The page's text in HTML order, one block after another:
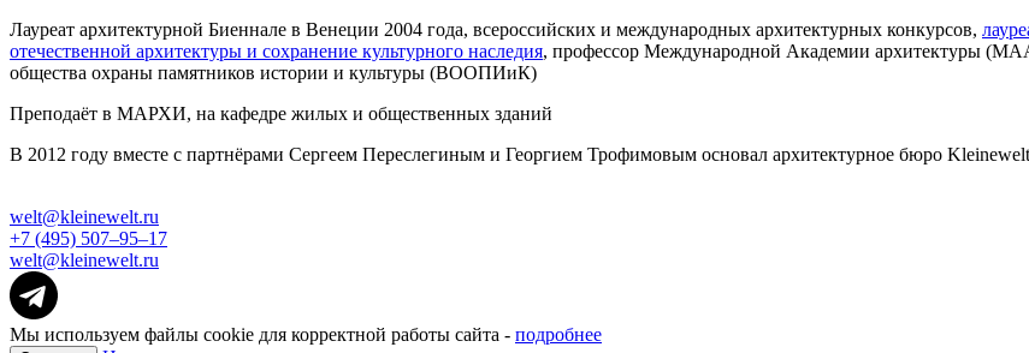
Лауреат архитектурной Биеннале в Венеции 2004 года, всероссийских и международных архитектурных конкурсов,
отечественной архитектуры и сохранение культурного наследия, профессор Международной Академии архитектуры
общества охраны памятников истории и культуры (ВООПИиК)
Преподаёт в МАРХИ, на кафедре жилых и общественных зданий
В 2012 году вместе с партнёрами Сергеем Переслегиным и Георгием Трофимовым основал архитектурное бюро
welt@kleinewelt.ru
+7 (495) 507–95–17
welt@kleinewelt.ru
Мы используем файлы cookie для корректной работы сайта - подробнее